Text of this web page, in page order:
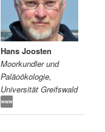
Hans Joosten
Moorkundler und
Paläoökologie,
Universität Greifswald